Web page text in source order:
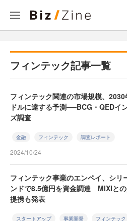
フィンテック記事一覧
フィンテック関連の市場規模、
ドルに達する予測──BCG・QEDイ
ズ調査
金融 フィンテック 調査レポート
2024/10/24
フィンテック事業のエンペイ、シリ
ンドで8.5億円を資金調達 MIXIと
提携も発表
スタートアップ 事業開発 フィンテック